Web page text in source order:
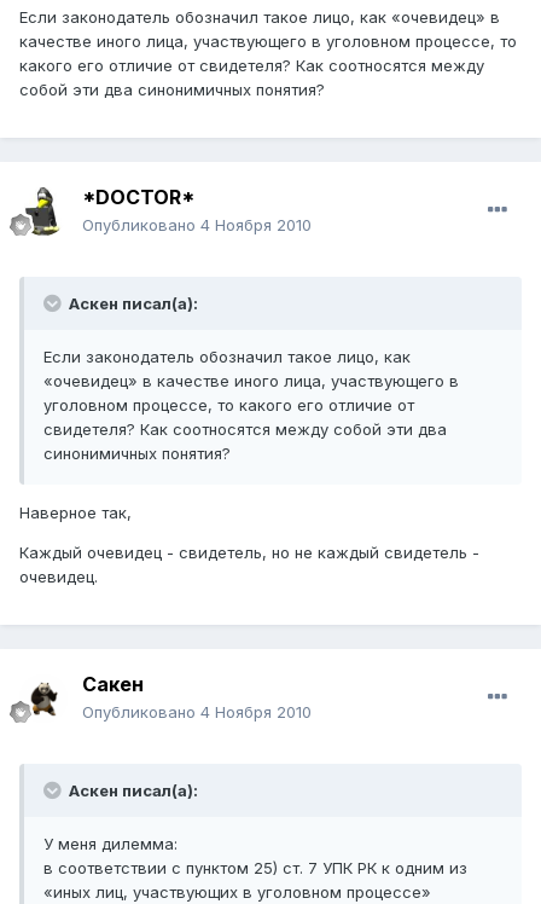
Если законодатель обозначил такое лицо, как «очевидец» в
качестве иного лица, участвующего в уголовном процессе, то
какого его отличие от свидетеля? Как соотносятся между
собой эти два синонимичных понятия?
*DOCTOR*
Опубликовано 4 Ноября 2010
Аскен писал(а):
Если законодатель обозначил такое лицо, как
«очевидец» в качестве иного лица, участвующего в
уголовном процессе, то какого его отличие от
свидетеля? Как соотносятся между собой эти два
синонимичных понятия?
Наверное так,
Каждый очевидец - свидетель, но не каждый свидетель -
очевидец.
Сакен
Опубликовано 4 Ноября 2010
Аскен писал(а):
У меня дилемма:
в соответствии с пунктом 25) ст. 7 УПК РК к одним из
«иных лиц, участвующих в уголовном процессе»